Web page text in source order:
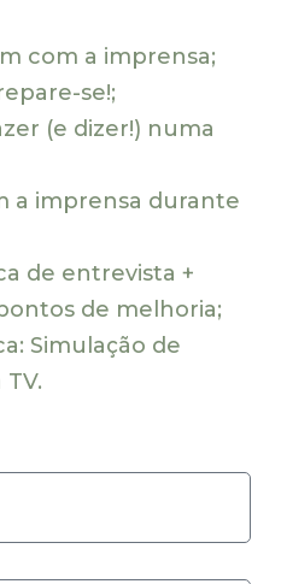
com a imprensa;
se!;
(e dizer!) numa
a imprensa durante
de entrevista +
de melhoria;
Simulação de